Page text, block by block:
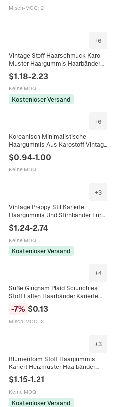
Damen
Misch-MOQ : 2
+6
Vintage Stoff Haarschmuck Karo
Muster Haargummis Haarbänder
Herz Haarklammern Künstliche
Perlen Für Damen
$1.18-2.23
Keine MOQ
Kostenloser Versand
+6
Koreanisch Minimalistische
Haargummis Aus Karostoff Vintage
Haarreifen Plissierte Haarbänder
Karierte Kopfschmuck Für Damen
Accessoires
$0.94-1.00
Keine MOQ
+3
Vintage Preppy Stil Karierte
Haargummis Und Stirnbänder Für
Damen Stoff Kariert Schleife Spitze
Haarbänder Kopfschmuck
Accessoires
$1.24-2.74
Keine MOQ
Kostenloser Versand
+4
Süße Gingham Plaid Scrunchies
Stoff Falten Haarbänder Karierte
Pferdeschwanz Halter Für Damen
Mädchen Haarschmuck
-7% $0.13
Misch-MOQ : 2
+3
Blumenform Stoff Haargummis
Kariert Herzmuster Haarbänder
Süße Schleife Haarspangen Für
Kinder Mädchen Täglich Dekor
Schmuck
$1.15-1.21
Keine MOQ
Kostenloser Versand